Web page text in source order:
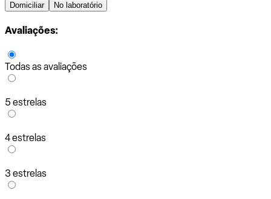
Domiciliar No laboratório
Avaliações:
Todas as avaliações
5 estrelas
4 estrelas
3 estrelas